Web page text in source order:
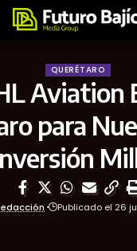
QUERÉTARO
Aviation
para
Publicado el 26